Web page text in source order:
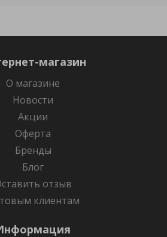
магазин
О магазине
Новости
Акции
Оферта
Бренды
Блог
отзыв
клиентам